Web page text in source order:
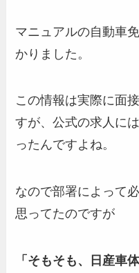
マニュアルの自動車
かりました。
この情報は実際に面
すが、公式の求人に
ったんですよね。
なので部署によって
思ってたのですが
「そもそも、日産車